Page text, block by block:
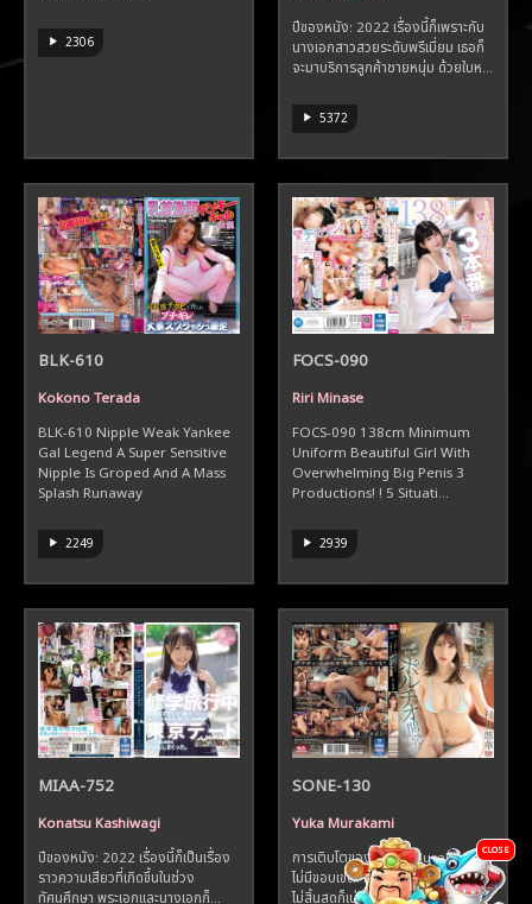
2306
ปีของหนัง: 2022 เรื่องนี้ก็เพราะกับ
นางเอกสาวสวยระดับพรีเมี่ยม เธอก็
จะมาบริการลูกค้าชายหนุ่ม ด้วยใบห...
5372
BLK-610
Kokono Terada
BLK-610 Nipple Weak Yankee
Gal Legend A Super Sensitive
Nipple Is Groped And A Mass
Splash Runaway
2249
FOCS-090
Riri Minase
FOCS-090 138cm Minimum
Uniform Beautiful Girl With
Overwhelming Big Penis 3
Productions! ! 5 Situati...
2939
MIAA-752
Konatsu Kashiwagi
ปีของหนัง: 2022 เรื่องนี้ก็เป็นเรื่อง
ราวความเสียวที่เกิดขึ้นในช่วง
ทัศนศึกษา พระเอกและนางเอกก็...
SONE-130
Yuka Murakami
การเติบโตของ Yuka Murakami
ไม่มีขอบเขต! ความสามารถทางเพศที่
ไม่สิ้นสุดก็เบ่งบานในคืนนี้เช่นกัน! ยิ่...
CLOSE